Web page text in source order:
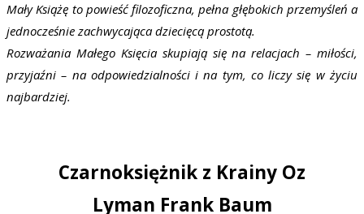
Mały Książę to powieść filozoficzna, pełna głębokich przemyśleń a
jednocześnie zachwycająca dziecięcą prostotą.
Rozważania Małego Księcia skupiają się na relacjach – miłości,
przyjaźni – na odpowiedzialności i na tym, co liczy się w życiu
najbardziej.
Czarnoksiężnik z Krainy Oz
Lyman Frank Baum